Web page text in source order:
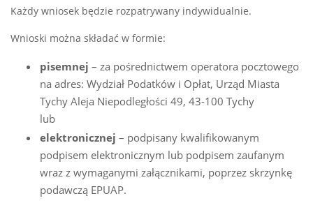
Każdy wniosek będzie rozpatrywany indywidualnie.
Wnioski można składać w formie:
pisemnej – za pośrednictwem operatora pocztowego
na adres: Wydział Podatków i Opłat, Urząd Miasta
Tychy Aleja Niepodległości 49, 43-100 Tychy
lub
elektronicznej – podpisany kwalifikowanym
podpisem elektronicznym lub podpisem zaufanym
wraz z wymaganymi załącznikami, poprzez skrzynkę
podawczą EPUAP.